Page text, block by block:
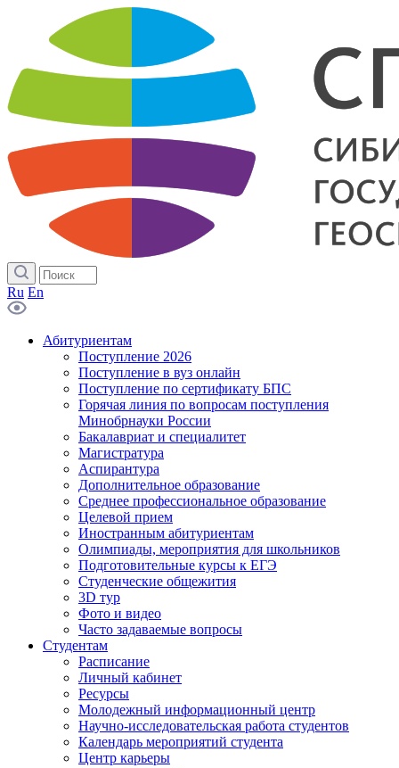
Ru En
Абитуриентам
Поступление 2026
Поступление в вуз онлайн
Поступление по сертификату БПС
Горячая линия по вопросам поступления
Минобрнауки России
Бакалавриат и специалитет
Магистратура
Аспирантура
Дополнительное образование
Среднее профессиональное образование
Целевой прием
Иностранным абитуриентам
Олимпиады, мероприятия для школьников
Подготовительные курсы к ЕГЭ
Студенческие общежития
3D тур
Фото и видео
Часто задаваемые вопросы
Студентам
Расписание
Личный кабинет
Ресурсы
Молодежный информационный центр
Научно-исследовательская работа студентов
Календарь мероприятий студента
Центр карьеры